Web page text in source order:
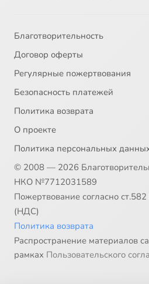
Благотворительность
Договор оферты
Регулярные пожертвования
Безопасность платежей
Политика возврата
О проекте
Политика персональных
© 2008 — 2026
НКО №7712031589
Пожертвование согласно
(НДС)
Политика возврата
Распространение материалов
рамках Пользовательского